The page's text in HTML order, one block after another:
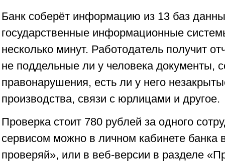
Банк соберёт информацию из 13 баз
государственные информационные
несколько минут. Работодатель получит
не поддельные ли у человека документы,
правонарушения, есть ли у него
производства, связи с юрлицами и другое.
Проверка стоит 780 рублей за одного
сервисом можно в личном кабинете банка
проверяй», или в веб-версии в разделе